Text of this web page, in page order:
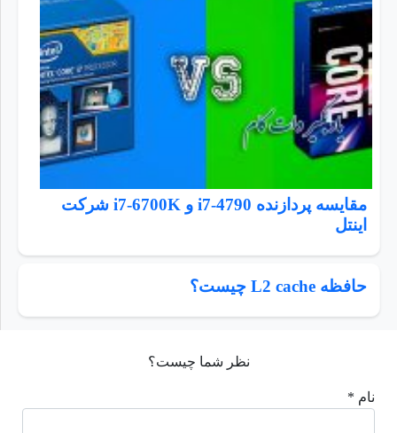
مقایسه پردازنده i7-4790 و i7-6700K شرکت
اینتل
حافظه L2 cache چيست؟
نظر شما چیست؟
نام *